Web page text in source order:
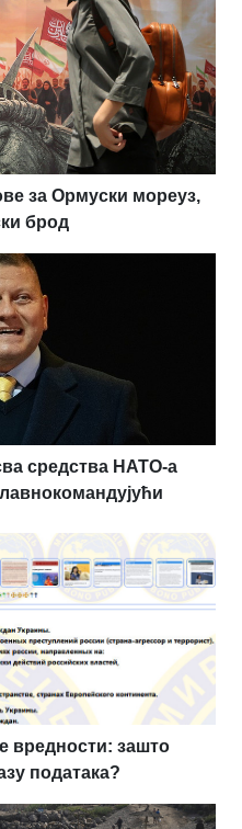
за Ормуски мореуз,
брод
средства НАТО-а
вредности: зашто
података?